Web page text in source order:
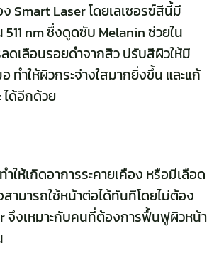
Smart Laser โดยเลเซอรฃ์สีนี้มี
511 nm ซึ่งดูดซับ Melanin ช่วยใน
ดเลือนรอยดำจากสิว ปรับสีผิวให้มี
ทำให้ผิวกระจ่างใสมากยิ่งขึ้น และแก้
ด้อีกด้วย
ให้เกิดอาการระคายเคือง หรือมีเลือด
ามารถใช้หน้าต่อได้ทันทีโดยไม่ต้อง
จึงเหมาะกับคนที่ต้องการฟื้นฟูผิวหน้า